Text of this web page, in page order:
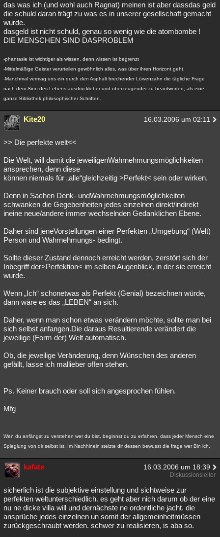
das was ich (und wohl auch Ragnat) meinen ist aber dassdas geld
die schuld daran trägt zu was es in unserer gesellschaft gemacht
wurde.
dasgeld ist nicht schuld, genau so wenig wie die atombombe !
DIE MENSCHEN SIND DASPROBLEM
-phantasie ist wichtiger als wissen, denn wissen ist begrenzt
-Mittelmäßige Geister verurteilen gewöhnlich alles, was über ihren Horizont geht.
-Manchmal vermag uns ein durch den Asphalt brechender Löwenzahn die tägliche Frage
nach dem Sinn des Lebens ausdrücklicher und überzeugender zu beantworten, als eine
ganze Bibliothek philosophischer Schriften.
Kite20 16.03.2006 um 02:11
>> Die perfekte welt<<
Die Welt, will damit die jeweiligenWahrnehmungsmöglichkeiten
ansprechen, denn diese
können niemals für „alle“gleichzeitig >Perfekt< sein oder wirken.
Denn in Sachen Denk- undWahrnehmungsmöglichkeiten
schwanken die Gegebenheiten jedes einzelnen direkt/indirekt
ineine neue/andere immer wechselnden Gedanklichen Ebene.
Daher sind jeneVorstellungen einer Perfekten „Umgebung“ (Welt)
Person und Wahrnehmungs- bedingt.
Sollte dieser Zustand dennoch erreicht werden, zerstört sich der
Inbegriff der>Perfektion< im selben Augenblick, in der sie erreicht
wurde.
Wenn „Ich“ schonetwas als Perfekt (Genial) bezeichnen würde,
dann wäre es das „LEBEN“ an sich.
Daher, wenn man schon etwas verändern möchte, sollte man bei
sich selbst anfangen.Die daraus Resultierende verändert die
jeweilige (Form der) Welt automatisch.
Ob, die jeweilige Veränderung, denn Wünschen des anderen
gefällt, lasse ich mallieber offen stehen.
Ps. Keiner brauch oder soll sich angesprochen fühlen.
Mfg
Wen du anfängst zu verstehen wer du bist, beginnst du zu erfahren, dass jeder Mensch eine
Spieglung von dir selbst ist. Im Nachhinein stelzte dir dessen bewusst die frage wer Bin ich.
kafate 16.03.2006 um 18:39
Diskussionsleiter
sicherlich ist die subjektive einstellung und sichtweise zur
perfekten weltunterschiedlich. es geht aber nich darum ob der eine
nu ne dicke villa will und dernächste ne ordentliche jacht. die
ansprüche jedes einzelnen un somit der allgemeinheitmüssen
zurückgeschraubt werden. schwer zu realisieren, is aba so.